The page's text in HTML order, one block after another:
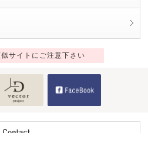
サイトにご注意下さい